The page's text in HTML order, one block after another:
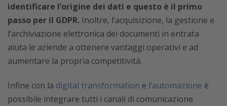
identificare l’origine dei dati e questo è il primo
passo per il GDPR. Inoltre, l’acquisizione, la gestione e
l’archiviazione elettronica dei documenti in entrata
aiuta le aziende a ottenere vantaggi operativi e ad
aumentare la propria competitività.
Infine con la digital transformation e l’automazione è
possibile integrare tutti i canali di comunicazione